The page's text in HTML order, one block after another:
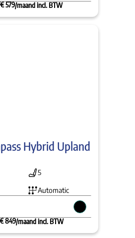
€ 579/maand incl. BTW
Hybrid Upland
5
Automatic
849/maand incl. BTW